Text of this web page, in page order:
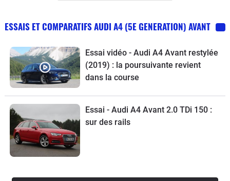
ESSAIS ET COMPARATIFS AUDI A4 (5E GENERATION) AVANT
Essai vidéo - Audi A4 Avant restylée
(2019) : la poursuivante revient
dans la course
Essai - Audi A4 Avant 2.0 TDi 150 :
sur des rails